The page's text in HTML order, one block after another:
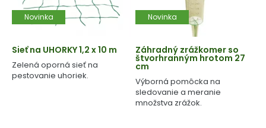
Novinka
Sieť na UHORKY 1,2 x 10 m
Zelená oporná sieť na
pestovanie uhoriek.
Novinka
Záhradný zrážkomer so
štvorhranným hrotom 27
cm
Výborná pomôcka na
sledovanie a meranie
množstva zrážok.